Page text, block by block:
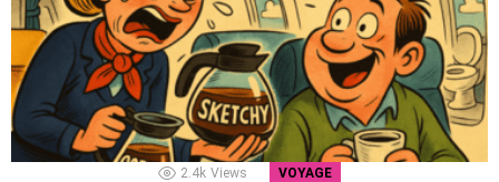
2.4k Views VOYAGE